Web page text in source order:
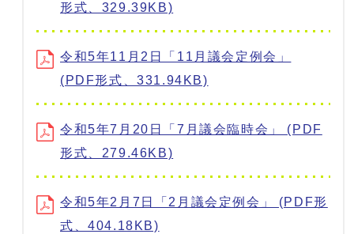
形式、329.39KB)
令和5年11月2日「11月議会定例会」
(PDF形式、331.94KB)
令和5年7月20日「7月議会臨時会」 (PDF
形式、279.46KB)
令和5年2月7日「2月議会定例会」 (PDF形
式、404.18KB)